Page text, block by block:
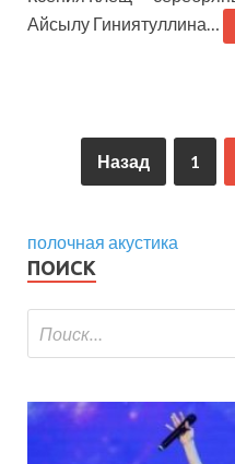
Айсылу Гиниятуллина…
Назад 1
полочная акустика
ПОИСК